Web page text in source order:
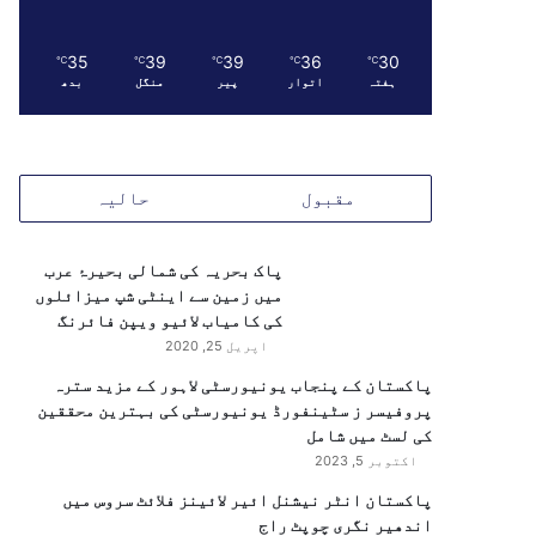
30
℃
ہفتہ
36
℃
اتوار
39
℃
پیر
39
℃
منگل
35
℃
بدھ
مقبول حالیہ
پاک بحریہ کی شمالی بحیرۂ عرب
میں زمین سے اینٹی شپ میزائلوں
کی کامیاب لائیو ویپن فائرنگ
اپریل 25, 2020
پاکستان کے پنجاب یونیورسٹی لاہور کے مزید سترہ
پروفیسر ز سٹینفورڈ یونیورسٹی کی بہترین محققین
کی لسٹ میں شامل
اکتوبر 5, 2023
پاکستان انٹر نیشنل ائیر لائینز فلائٹ سروس میں
اندھیر نگری چوپٹ راج